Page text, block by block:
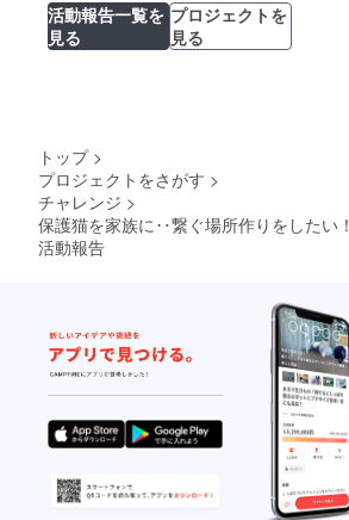
活動報告一覧を
見る
プロジェクトを
見る
トップ >
プロジェクトをさがす >
チャレンジ >
保護猫を家族に‥繋ぐ場所作りをしたい！
活動報告